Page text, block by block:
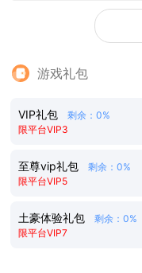
游戏礼包
VIP礼包
剩余：0%
限平台VIP3
至尊vip礼包
剩余：0%
限平台VIP5
土豪体验礼包
剩余：0%
限平台VIP7